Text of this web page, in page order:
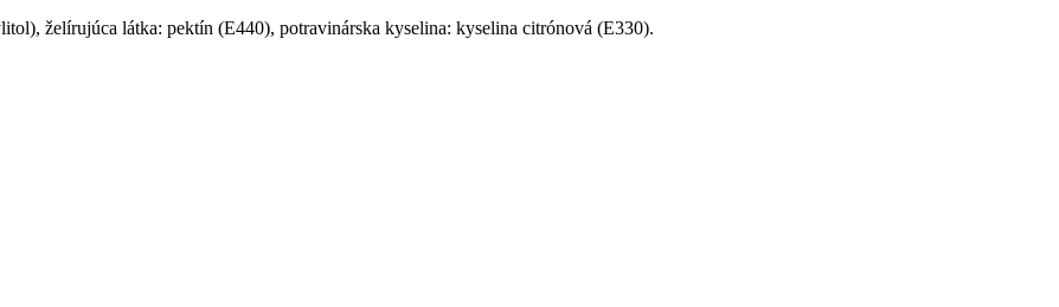
želírujúca látka: pektín (E440), potravinárska kyselina: kyselina citrónová (E330).